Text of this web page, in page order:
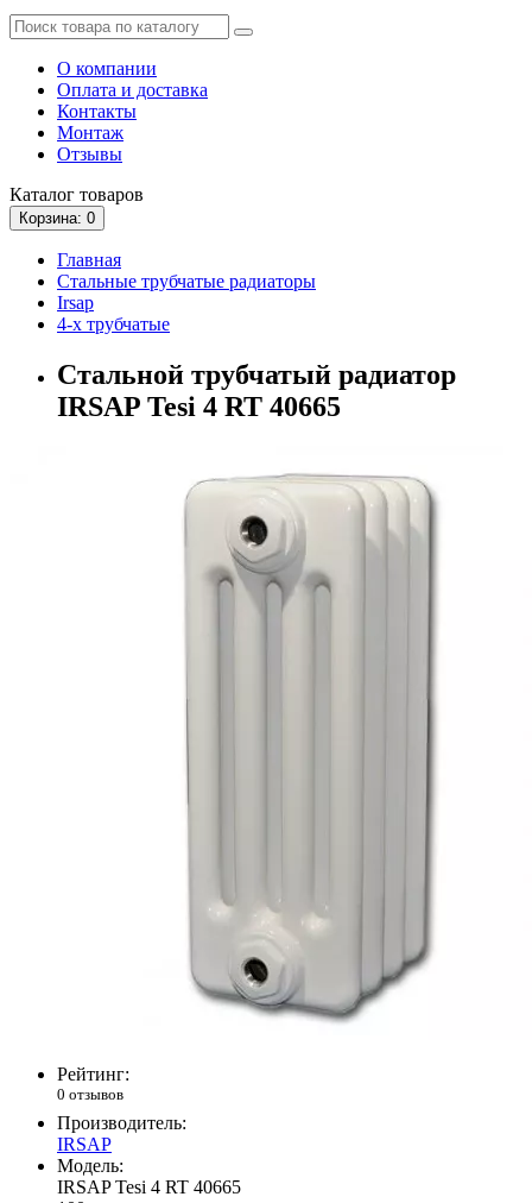
О компании
Оплата и доставка
Контакты
Монтаж
Отзывы
Каталог товаров
Корзина: 0
Главная
Стальные трубчатые радиаторы
Irsap
4-х трубчатые
Стальной трубчатый радиатор
IRSAP Tesi 4 RT 40665
Рейтинг:
0 отзывов
Производитель:
IRSAP
Модель:
IRSAP Tesi 4 RT 40665